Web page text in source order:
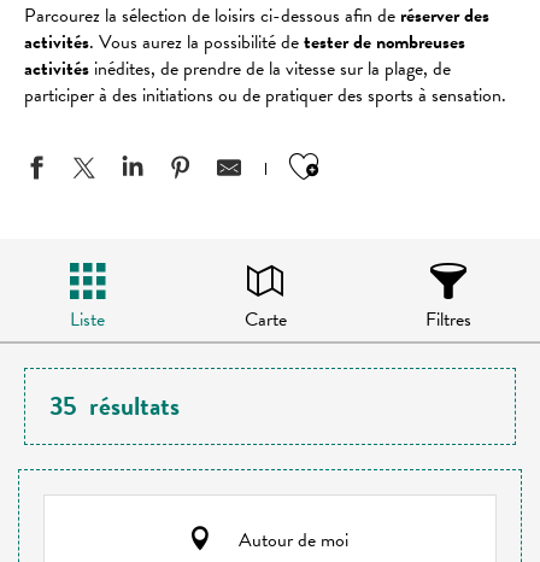
Parcourez la sélection de loisirs ci-dessous afin de réserver des
activités. Vous aurez la possibilité detester de nombreuses
activités inédites, de prendre de la vitesse sur la plage, de
participer à des initiations ou de pratiquer des sports à sensation.
Ajouter aux
Liste Carte Filtres
35 résultats
Autour de moi